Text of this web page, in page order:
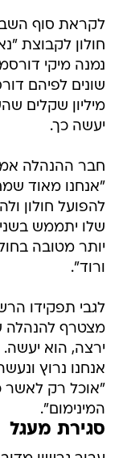
נמנה מיקי
שונים לפיהם
מיליון שקלים
יעשה כך.
חבר ההנהלה
להפועל חולון
שלו יתממש
יותר מטובה
ורוד".
לגבי תפקידו
ירצה, הוא יעשה.
אנחנו נרוץ
"אוכל רק לאשר
המינימום".
סגירת מעגל
עבור גרשון